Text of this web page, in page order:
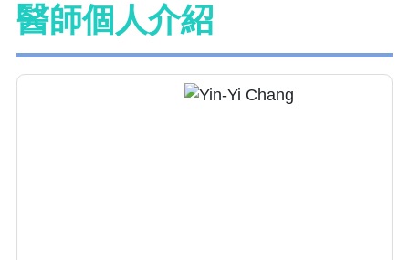
醫師個人介紹